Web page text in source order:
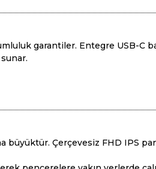
garantiler. Entegre USB-C
Çerçevesiz FHD IPS